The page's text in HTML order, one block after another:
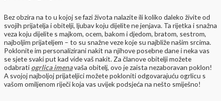
Bez obzira na to u kojoj se fazi života nalazite ili koliko daleko živite od
svojih prijatelja i obitelji, ljubav koju dijelite ne jenjava. Ta rijetka i snažna
veza koju dijelite s majkom, ocem, bakom i djedom, bratom, sestrom,
najboljim prijateljem – to su snažne veze koje su najbliže našim srcima.
Poklonite im personalizirani nakit na njihove posebne dane i neka vas
se sjete svaki put kad vide vaš nakit. Za članove obitelji možete
odabrati ogrlica imenavaša obitelj, ovo je zaista nezaboravan poklon!
A svojoj najboljoj prijateljici možete pokloniti odgovarajuću ogrlicu s
vašom omiljenom riječi koja vas uvijek podsjeća na nešto smiješno!